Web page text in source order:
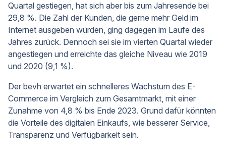
Quartal gestiegen, hat sich aber bis zum Jahresende bei
29,8 %. Die Zahl der Kunden, die gerne mehr Geld im
Internet ausgeben würden, ging dagegen im Laufe des
Jahres zurück. Dennoch sei sie im vierten Quartal wieder
angestiegen und erreichte das gleiche Niveau wie 2019
und 2020 (9,1 %).
Der bevh erwartet ein schnelleres Wachstum des E-
Commerce im Vergleich zum Gesamtmarkt, mit einer
Zunahme von 4,8 % bis Ende 2023. Grund dafür könnten
die Vorteile des digitalen Einkaufs, wie besserer Service,
Transparenz und Verfügbarkeit sein.